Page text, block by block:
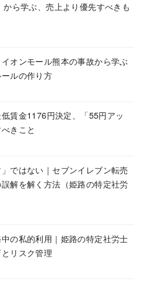
ら学ぶ、売上より優先すべきも
オンモール熊本の事故から学ぶ
ールの作り方
賃金1176円決定、「55円アッ
きこと
ではない｜セブンイレブン転売
解を解く方法（姫路の特定社労
の私的利用｜姫路の特定社労士
リスク管理